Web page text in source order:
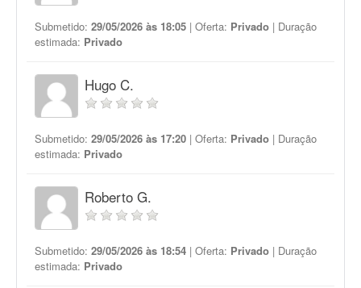
Submetido: 29/05/2026 às 18:05 | Oferta: Privado | Duração
estimada: Privado
Hugo C.
Submetido: 29/05/2026 às 17:20 | Oferta: Privado | Duração
estimada: Privado
Roberto G.
Submetido: 29/05/2026 às 18:54 | Oferta: Privado | Duração
estimada: Privado